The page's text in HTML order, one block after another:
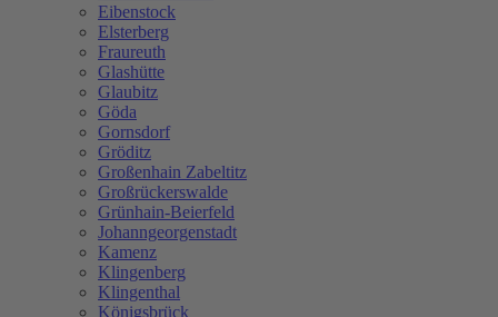
Eibenstock
Elsterberg
Fraureuth
Glashütte
Glaubitz
Göda
Gornsdorf
Gröditz
Großenhain Zabeltitz
Großrückerswalde
Grünhain-Beierfeld
Johanngeorgenstadt
Kamenz
Klingenberg
Klingenthal
Königsbrück